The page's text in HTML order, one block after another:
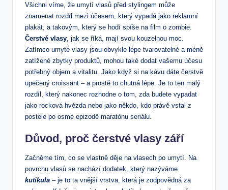
Všichni víme, že umytí vlasů před stylingem může
znamenat rozdíl mezi účesem, který vypadá jako reklamní
plakát, a takovým, který se hodí spíše na film o zombie.
Čerstvé vlasy , jak se říká, mají svou kouzelnou moc.
Zatímco umyté vlasy jsou obvykle lépe tvarovatelné a méně
zatížené zbytky produktů, mohou také dodat vašemu účesu
potřebný objem a vitalitu. Jako když si na kávu dáte čerstvě
upečený croissant – a prostě to chutná lépe. Je to ten malý
rozdíl, který nakonec rozhodne o tom, zda budete vypadat
jako rocková hvězda nebo jako někdo, kdo právě vstal z
postele po osmé epizodě maratónu seriálu.
Důvod, proč čerstvé vlasy září
Začněme tím, co se vlastně děje na vlasech po umytí. Na
povrchu vlasů se nachází dodatek, který nazýváme
kutikula – je to ta vnější vrstva, která je zodpovědná za